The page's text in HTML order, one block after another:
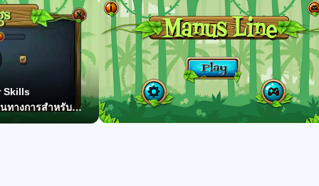
colors, we offer special "silent" and "black & white" modes
(no sound and color).
In the level design, we have followed the principle of
providing multiple visual cues for the required activity.
Manus Line is designed in consultation with Cognitive
Disabilities Therapists.
Skills
ทางการสำหรับ